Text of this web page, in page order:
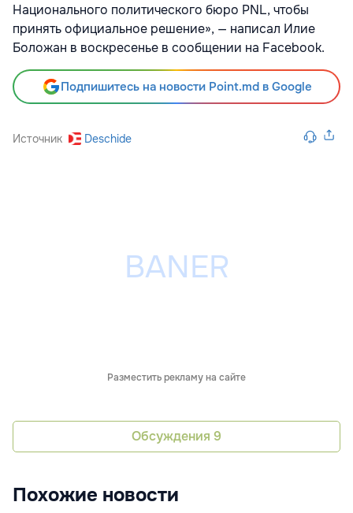
Национального политического бюро PNL, чтобы
принять официальное решение», — написал Илие
Боложан в воскресенье в сообщении на Facebook.
Подпишитесь на новости Point.md в Google
Источник Deschide
Разместить рекламу на сайте
Обсуждения 9
Похожие новости